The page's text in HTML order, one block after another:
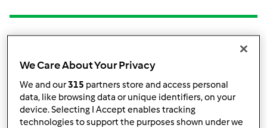
Ostatni post
Brak informacji o aktywnościach
We Care About Your Privacy
We and our315 partners store and access personal
data, like browsing data or unique identifiers, on your
device. Selecting I Accept enables tracking
technologies to support the purposes shown under we